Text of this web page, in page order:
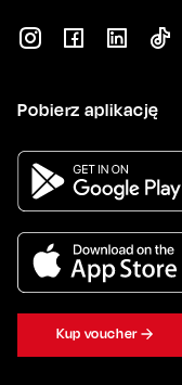
Pobierz aplikację
Kup voucher